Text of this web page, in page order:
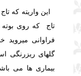
این واریته که تاج
تاج
که روی بوته
فراوانی میروید
گلهای ریزرنگی
بیماری ها می